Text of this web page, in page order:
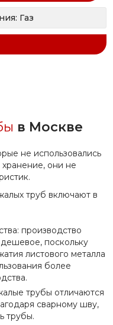
Газ
в Москве
не использовались
они не
труб включают в
производство
поскольку
листового металла
более
трубы отличаются
сварному шву,
трубы.